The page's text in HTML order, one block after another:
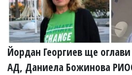
Йордан Георгиев ще
АД, Даниела Божинова